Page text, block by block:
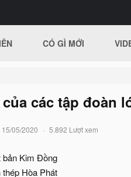
CÓ GÌ MỚI
các tập đoàn
15/05/2020 5.892 Lượt xem
bản Kim Đồng
Hòa Phát